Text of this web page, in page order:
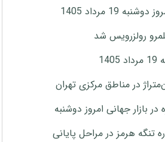
مرداد 1405
رولزرویس شد
در مناطق مرکزی تهران
بازار جهانی امروز دوشنبه
تنگه هرمز در مراحل پایانی